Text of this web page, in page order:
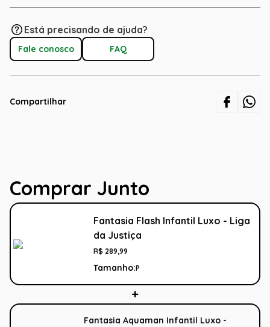
Está precisando de ajuda?
Fale conosco FAQ
Compartilhar
Comprar Junto
Fantasia Flash Infantil Luxo - Liga
da Justiça
R$ 289,99
Tamanho:P
Fantasia Aquaman Infantil Luxo -